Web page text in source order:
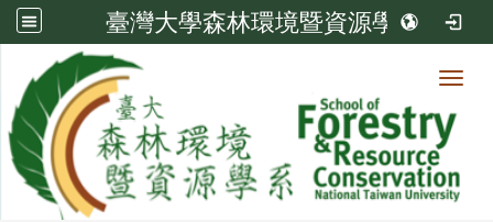
臺灣大學森林環境暨資源學系
系所成員
系所成員